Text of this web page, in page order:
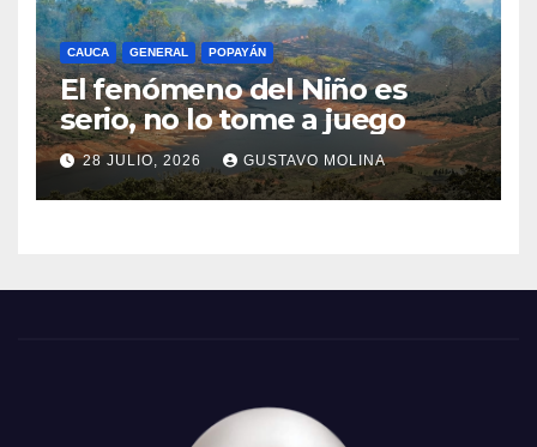
CAUCA GENERAL POPAYÁN
El fenómeno del Niño es
serio, no lo tome a juego
28 JULIO, 2026 GUSTAVO MOLINA